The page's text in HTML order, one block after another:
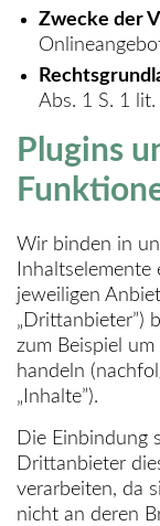
Zwecke der
Abs. 1 S. 1
Plugins
Wir binden in
jeweiligen
„Drittanbieter”)
zum Beispiel
handeln
„Inhalte”).
Die Einbindung
Drittanbieter
verarbeiten, da
nicht an deren